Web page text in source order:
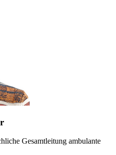
Gesamtleitung ambulante